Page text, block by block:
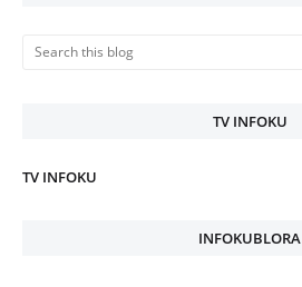
TV INFOKU
TV INFOKU
INFOKUBLORA